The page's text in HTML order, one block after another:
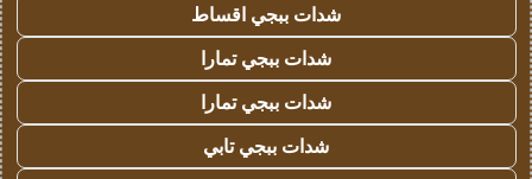
شدات ببجي اقساط
شدات ببجي تمارا
شدات ببجي تمارا
شدات ببجي تابي